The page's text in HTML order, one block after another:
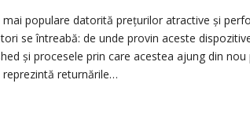
populare datorită prețurilor atractive și
se întreabă: de unde provin aceste
și procesele prin care acestea ajung din nou
returnările…